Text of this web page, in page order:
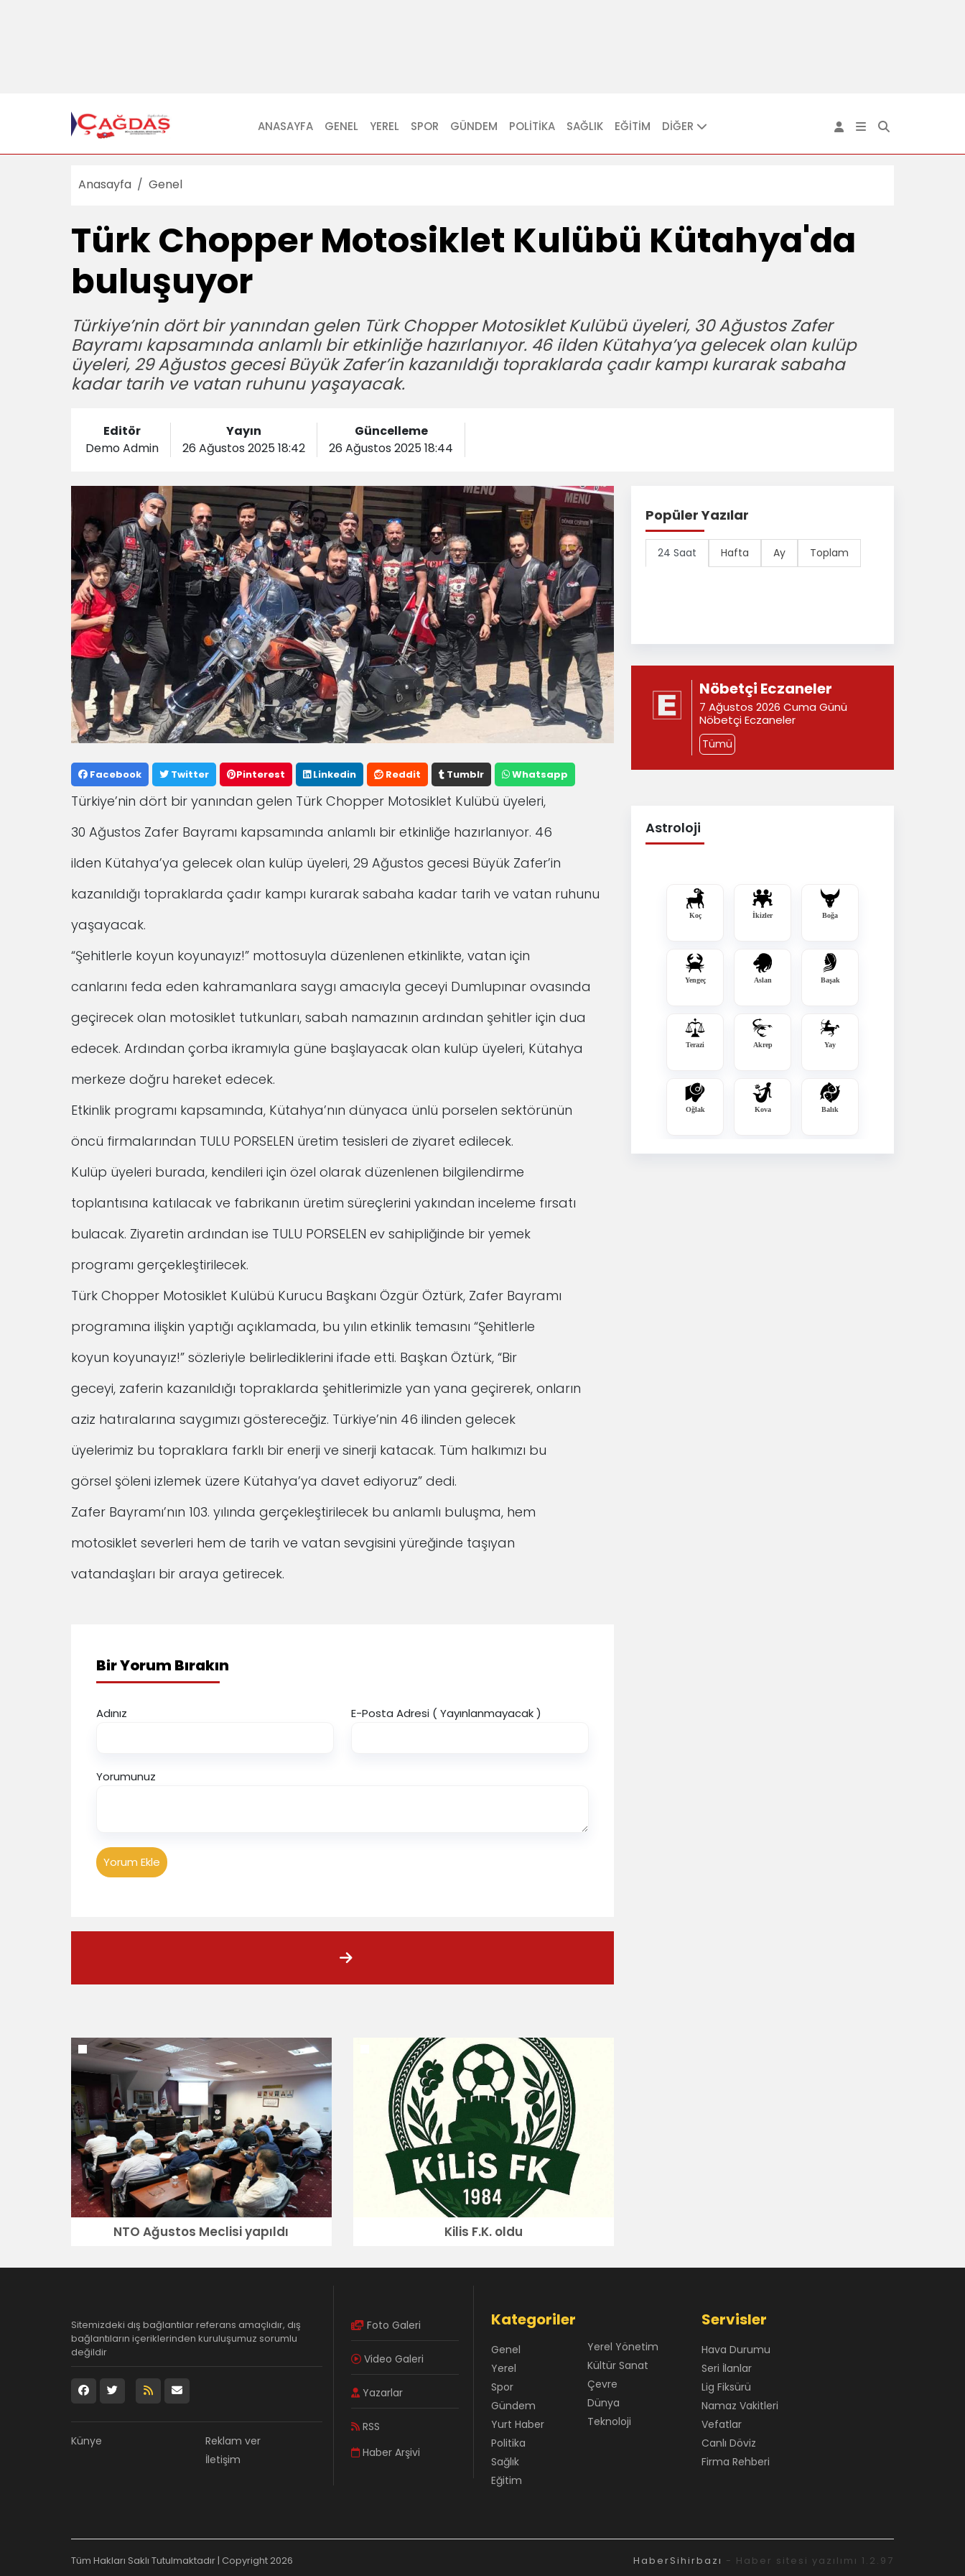
ANASAYFA GENEL YEREL SPOR GÜNDEM POLITIKA SAĞLIK EĞITIM DİĞER
Anasayfa Genel
Türk Chopper Motosiklet Kulübü Kütahya'da
buluşuyor
Türkiye’nin dört bir yanından gelen Türk Chopper Motosiklet Kulübü üyeleri, 30 Ağustos Zafer
Bayramı kapsamında anlamlı bir etkinliğe hazırlanıyor. 46 ilden Kütahya’ya gelecek olan kulüp
üyeleri, 29 Ağustos gecesi Büyük Zafer’in kazanıldığı topraklarda çadır kampı kurarak sabaha
kadar tarih ve vatan ruhunu yaşayacak.
Editör
Demo Admin
Yayın
26 Ağustos 2025 18:42
Güncelleme
26 Ağustos 2025 18:44
Facebook Twitter Pinterest Linkedin Reddit Tumblr Whatsapp
Türkiye’nin dört bir yanından gelen Türk Chopper Motosiklet Kulübü üyeleri,
30 Ağustos Zafer Bayramı kapsamında anlamlı bir etkinliğe hazırlanıyor. 46
ilden Kütahya’ya gelecek olan kulüp üyeleri, 29 Ağustos gecesi Büyük Zafer’in
kazanıldığı topraklarda çadır kampı kurarak sabaha kadar tarih ve vatan ruhunu
yaşayacak.
“Şehitlerle koyun koyunayız!” mottosuyla düzenlenen etkinlikte, vatan için
canlarını feda eden kahramanlara saygı amacıyla geceyi Dumlupınar ovasında
geçirecek olan motosiklet tutkunları, sabah namazının ardından şehitler için dua
edecek. Ardından çorba ikramıyla güne başlayacak olan kulüp üyeleri, Kütahya
merkeze doğru hareket edecek.
Etkinlik programı kapsamında, Kütahya’nın dünyaca ünlü porselen sektörünün
öncü firmalarından TULU PORSELEN üretim tesisleri de ziyaret edilecek.
Kulüp üyeleri burada, kendileri için özel olarak düzenlenen bilgilendirme
toplantısına katılacak ve fabrikanın üretim süreçlerini yakından inceleme fırsatı
bulacak. Ziyaretin ardından ise TULU PORSELEN ev sahipliğinde bir yemek
programı gerçekleştirilecek.
Türk Chopper Motosiklet Kulübü Kurucu Başkanı Özgür Öztürk, Zafer Bayramı
programına ilişkin yaptığı açıklamada, bu yılın etkinlik temasını “Şehitlerle
koyun koyunayız!” sözleriyle belirlediklerini ifade etti. Başkan Öztürk, “Bir
geceyi, zaferin kazanıldığı topraklarda şehitlerimizle yan yana geçirerek, onların
aziz hatıralarına saygımızı göstereceğiz. Türkiye’nin 46 ilinden gelecek
üyelerimiz bu topraklara farklı bir enerji ve sinerji katacak. Tüm halkımızı bu
görsel şöleni izlemek üzere Kütahya’ya davet ediyoruz” dedi.
Zafer Bayramı’nın 103. yılında gerçekleştirilecek bu anlamlı buluşma, hem
motosiklet severleri hem de tarih ve vatan sevgisini yüreğinde taşıyan
vatandaşları bir araya getirecek.
Bir Yorum Bırakın
Adınız E-Posta Adresi ( Yayınlanmayacak )
Yorumunuz
Yorum Ekle
NTO Ağustos Meclisi yapıldı Kilis F.K. oldu
Popüler Yazılar
24 Saat Hafta Ay Toplam
Nöbetçi Eczaneler
7 Ağustos 2026 Cuma Günü
Nöbetçi Eczaneler
Tümü
Astroloji
Koç İkizler Boğa
Yengeç Aslan Başak
Terazi Akrep Yay
Oğlak Kova Balık
Sitemizdeki dış bağlantılar referans amaçlıdır, dış
bağlantıların içeriklerinden kuruluşumuz sorumlu
değildir
Künye
Reklam ver
İletişim
Foto Galeri
Video Galeri
Yazarlar
RSS
Haber Arşivi
Kategoriler
Genel
Yerel
Spor
Gündem
Yurt Haber
Politika
Sağlık
Eğitim
Yerel Yönetim
Kültür Sanat
Çevre
Dünya
Teknoloji
Servisler
Hava Durumu
Seri İlanlar
Lig Fiksürü
Namaz Vakitleri
Vefatlar
Canlı Döviz
Firma Rehberi
Tüm Hakları Saklı Tutulmaktadır | Copyright 2026 HaberSihirbazı - Haber sitesi yazılımı 1.2.97